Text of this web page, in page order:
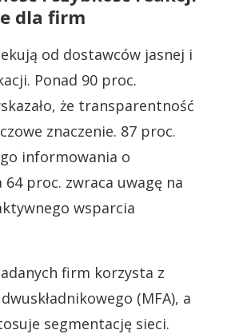
dla firm
od dostawców jasnej i
Ponad 90 proc.
że transparentność
znaczenie. 87 proc.
informowania o
proc. zwraca uwagę na
wsparcia
firm korzysta z
(MFA), a
segmentację sieci.